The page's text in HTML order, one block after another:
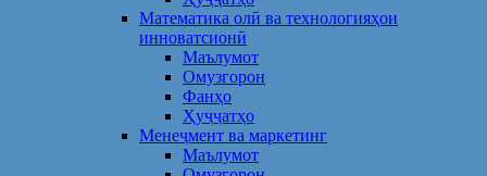
Математика олӣ ва технологияҳои
инноватсионӣ
Маълумот
Омузгорон
Фанҳо
Ҳуҷҷатҳо
Менеҷмент ва маркетинг
Маълумот